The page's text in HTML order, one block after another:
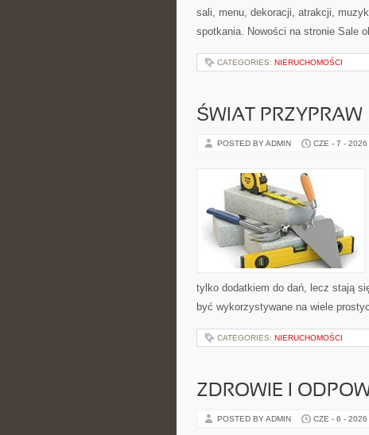
sali, menu, dekoracji, atrakcji,
spotkania. Nowości na stronie Sale
CATEGORIES: NIERUCHOMOŚCI
ŚWIAT PRZYPRAW
POSTED BY ADMIN CZE - 7 - 2026
tylko dodatkiem do dań, lecz stają
być wykorzystywane na wiele
CATEGORIES: NIERUCHOMOŚCI
ZDROWIE I
POSTED BY ADMIN CZE - 6 - 2026